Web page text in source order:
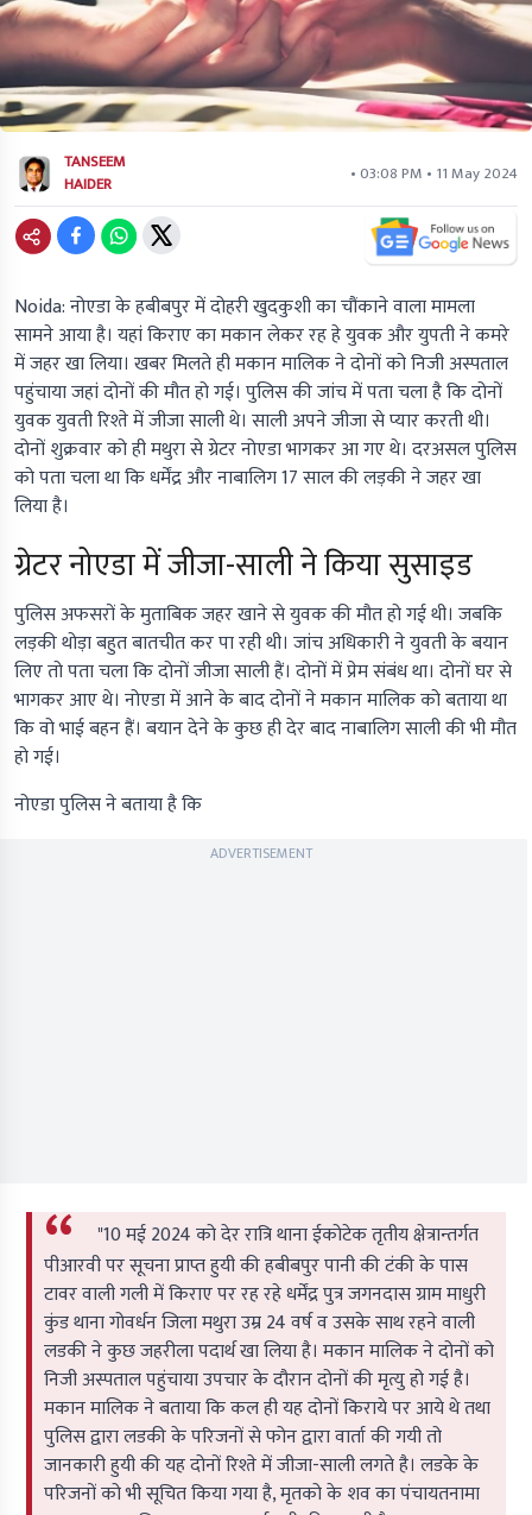
TANSEEM
HAIDER
• 03:08 PM • 11 May 2024
Noida:नोएडा के हबीबपुर में दोहरी खुदकुशी का चौंकाने वाला मामला
सामने आया है। यहां किराए का मकान लेकर रह हे युवक और युपती ने कमरे
में जहर खा लिया। खबर मिलते ही मकान मालिक ने दोनों को निजी अस्पताल
पहुंचाया जहां दोनों की मौत हो गई। पुलिस की जांच में पता चला है कि दोनों
युवक युवती रिश्ते में जीजा साली थे। साली अपने जीजा से प्यार करती थी।
दोनों शुक्रवार को ही मथुरा से ग्रेटर नोएडा भागकर आ गए थे। दरअसल पुलिस
को पता चला था कि धर्मेंद्र और नाबालिग 17 साल की लड़की ने जहर खा
लिया है।
ग्रेटर नोएडा में जीजा-साली ने किया सुसाइड
पुलिस अफसरों के मुताबिक जहर खाने से युवक की मौत हो गई थी। जबकि
लड़की थोड़ा बहुत बातचीत कर पा रही थी। जांच अधिकारी ने युवती के बयान
लिए तो पता चला कि दोनों जीजा साली हैं। दोनों में प्रेम संबंध था। दोनों घर से
भागकर आए थे। नोएडा में आने के बाद दोनों ने मकान मालिक को बताया था
कि वो भाई बहन हैं। बयान देने के कुछ ही देर बाद नाबालिग साली की भी मौत
हो गई।
नोएडा पुलिस ने बताया है कि
ADVERTISEMENT
"10 मई 2024 को देर रात्रि थाना ईकोटेक तृतीय क्षेत्रान्तर्गत
पीआरवी पर सूचना प्राप्त हुयी की हबीबपुर पानी की टंकी के पास
टावर वाली गली में किराए पर रह रहे धर्मेंद्र पुत्र जगनदास ग्राम माधुरी
कुंड थाना गोवर्धन जिला मथुरा उम्र 24 वर्ष व उसके साथ रहने वाली
लडकी ने कुछ जहरीला पदार्थ खा लिया है। मकान मालिक ने दोनों को
निजी अस्पताल पहुंचाया उपचार के दौरान दोनों की मृत्यु हो गई है।
मकान मालिक ने बताया कि कल ही यह दोनों किराये पर आये थे तथा
पुलिस द्वारा लडकी के परिजनों से फोन द्वारा वार्ता की गयी तो
जानकारी हुयी की यह दोनों रिश्ते में जीजा-साली लगते है। लडके के
परिजनों को भी सूचित किया गया है, मृतको के शव का पंचायतनामा